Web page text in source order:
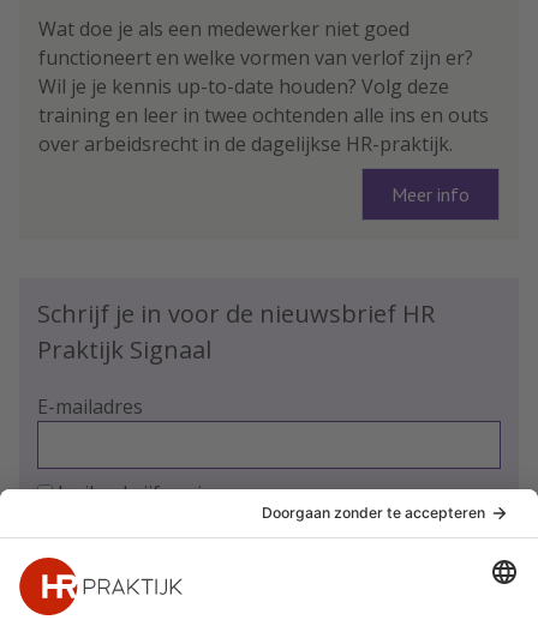
Wat doe je als een medewerker niet goed
functioneert en welke vormen van verlof zijn er?
Wil je je kennis up-to-date houden? Volg deze
training en leer in twee ochtenden alle ins en outs
over arbeidsrecht in de dagelijkse HR-praktijk.
Meer info
Schrijf je in voor de nieuwsbrief HR
Praktijk Signaal
E-mailadres
Ja, ik schrijf me in